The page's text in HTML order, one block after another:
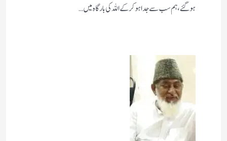
ہوگئے، ہم سب سے جدا ہو کر کے اللہ کی بارگاہ میں…